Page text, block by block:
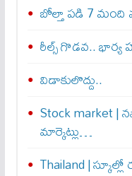
బోల్తా పడి 7 మంది
రీల్స్ గొడవ.. భార్య
విడాకులొద్దు..
Stock market
మార్కెట్లు…
Thailand |